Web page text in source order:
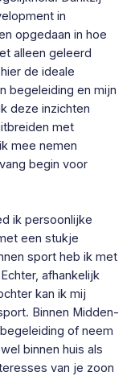
in
opgedaan in hoe
alleen geleerd
de ideale
begeleiding en mijn
deze inzichten
met
mee nemen
begin voor
ik persoonlijke
een stukje
sport heb ik met
afhankelijk
kan ik mij
Binnen Midden-
of neem
binnen huis als
van je zoon